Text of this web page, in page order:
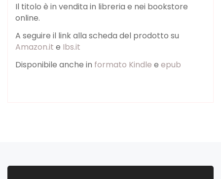
Il titolo è in vendita in libreria e nei bookstore
online.
A seguire il link alla scheda del prodotto su
Amazon.it e Ibs.it
Disponibile anche in formato Kindle e epub